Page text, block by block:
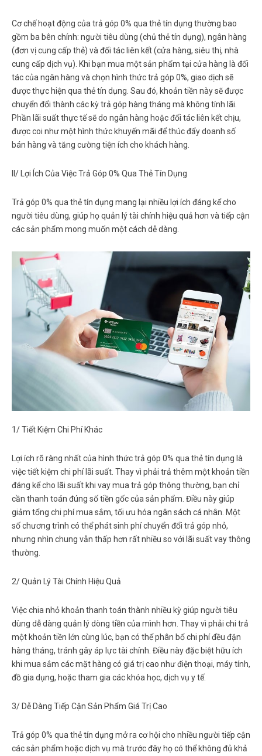
Cơ chế hoạt động của trả góp 0% qua thẻ tín dụng thường bao
gồm ba bên chính: người tiêu dùng (chủ thẻ tín dụng), ngân hàng
(đơn vị cung cấp thẻ) và đối tác liên kết (cửa hàng, siêu thị, nhà
cung cấp dịch vụ). Khi bạn mua một sản phẩm tại cửa hàng là đối
tác của ngân hàng và chọn hình thức trả góp 0%, giao dịch sẽ
được thực hiện qua thẻ tín dụng. Sau đó, khoản tiền này sẽ được
chuyển đổi thành các kỳ trả góp hàng tháng mà không tính lãi.
Phần lãi suất thực tế sẽ do ngân hàng hoặc đối tác liên kết chịu,
được coi như một hình thức khuyến mãi để thúc đẩy doanh số
bán hàng và tăng cường tiện ích cho khách hàng.
II/ Lợi Ích Của Việc Trả Góp 0% Qua Thẻ Tín Dụng
Trả góp 0% qua thẻ tín dụng mang lại nhiều lợi ích đáng kể cho
người tiêu dùng, giúp họ quản lý tài chính hiệu quả hơn và tiếp cận
các sản phẩm mong muốn một cách dễ dàng.
1/Tiết Kiệm Chi Phí Khác
Lợi ích rõ ràng nhất của hình thứctrả góp 0% qua thẻ tín dụng là
việc tiết kiệm chi phí lãi suất. Thay vì phải trả thêm một khoản tiền
đáng kể cho lãi suất khi vay mua trả góp thông thường, bạn chỉ
cần thanh toán đúng số tiền gốc của sản phẩm. Điều này giúp
giảm tổng chi phí mua sắm, tối ưu hóa ngân sách cá nhân. Một
số chương trình có thể phát sinh phí chuyển đổi trả góp nhỏ,
nhưng nhìn chung vẫn thấp hơn rất nhiều so với lãi suất vay thông
thường.
2/ Quản Lý Tài Chính Hiệu Quả
Việc chia nhỏ khoản thanh toán thành nhiều kỳ giúp người tiêu
dùng dễ dàng quản lý dòng tiền của mình hơn. Thay vì phải chi trả
một khoản tiền lớn cùng lúc, bạn có thể phân bổ chi phí đều đặn
hàng tháng, tránh gây áp lực tài chính. Điều này đặc biệt hữu ích
khi mua sắm các mặt hàng có giá trị cao như điện thoại, máy tính,
đồ gia dụng, hoặc tham gia các khóa học, dịch vụ y tế.
3/ Dễ Dàng Tiếp Cận Sản Phẩm Giá Trị Cao
Trả góp 0% qua thẻ tín dụng mở ra cơ hội cho nhiều người tiếp cận
các sản phẩm hoặc dịch vụ mà trước đây họ có thể không đủ khả